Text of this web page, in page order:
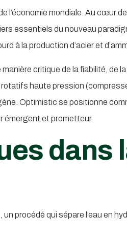
l’économie mondiale. Au cœur
essentiels du nouveau
à la production d’acier et
critique de la fiabilité, de
haute pression
Optimistic se positionne
émergent et prometteur.
dans
procédé qui sépare l’eau en